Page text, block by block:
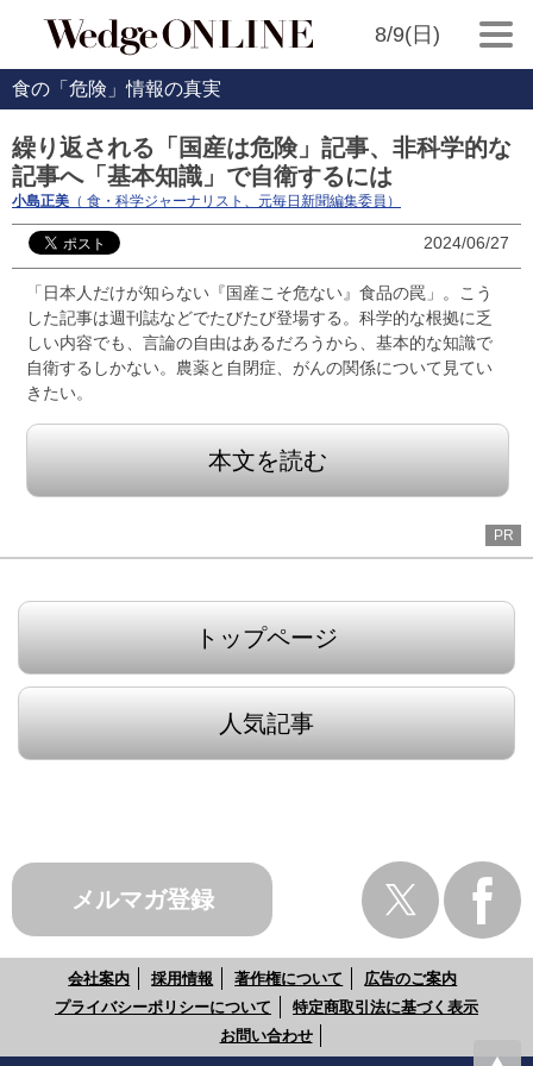
8/9(日)
食の「危険」情報の真実
繰り返される「国産は危険」記事、非科学的な
記事へ「基本知識」で自衛するには
小島正美 （ 食・科学ジャーナリスト、元毎日新聞編集委員）
2024/06/27
「日本人だけが知らない『国産こそ危ない』食品の罠」。こう
した記事は週刊誌などでたびたび登場する。科学的な根拠に乏
しい内容でも、言論の自由はあるだろうから、基本的な知識で
自衛するしかない。農薬と自閉症、がんの関係について見てい
きたい。
本文を読む
PR
トップページ
人気記事
メルマガ登録
会社案内 採用情報 著作権について
広告のご案内
プライバシーポリシーについて
特定商取引法に基づく表示
お問い合わせ